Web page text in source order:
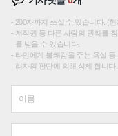
200자까지 쓰실 수 있습니다. (
저작권 등 다른 사람의 권리를
를 받을 수 있습니다.
타인에게 불쾌감을 주는 욕설
리자의 판단에 의해 삭제 합니다.